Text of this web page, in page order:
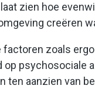
zien hoe
creëren
zoals
op psychosociale
ten aanzien van